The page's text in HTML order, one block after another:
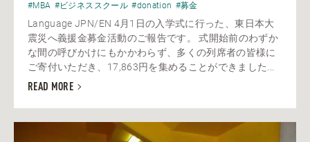
#MBA #ビジネススクール #donation #募金
Language JPN/EN 4月1日の入学式に行った、東日本大
震災へ義援金募金活動のご報告です。 式開始前のわずか
な間の呼びかけにもかかわらず、多くの列席者の皆様に
ご寄付いただき、17,863円を集めることができました...
READ MORE